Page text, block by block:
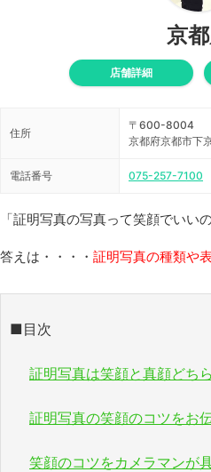
京
店舗詳細
住所
〒600-8004
京都府京都市下
電話番号 075-257-7100
「証明写真の写真って笑顔でいい
答えは・・・・ 証明写真の種類や
■目次
証明写真は笑顔と真顔どち
証明写真の笑顔のコツをお
笑顔のコツをカメラマンが